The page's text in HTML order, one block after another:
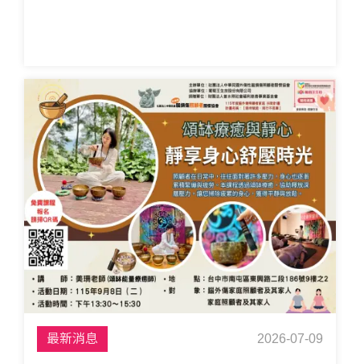
最新消息 2026-07-09